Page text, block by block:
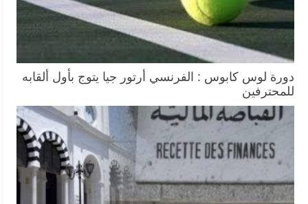
دورة لوس كابوس : الفرنسي أرتور جيا يتوج بأول ألقابه
للمحترفين